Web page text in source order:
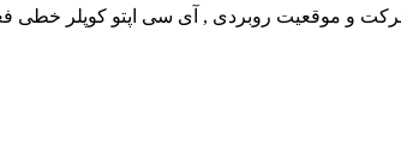
و موقعیت روبردی , آی سی اپتو کوپلر خطی